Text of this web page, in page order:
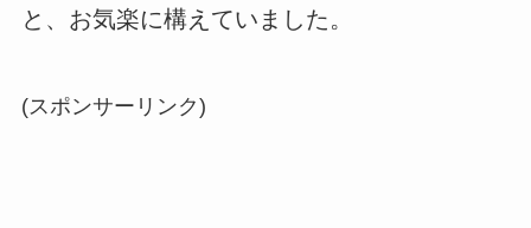
と、お気楽に構えていました。
(スポンサーリンク)